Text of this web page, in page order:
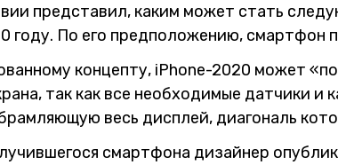
представил, каким может стать
году. По его предположению, смартфон
концепту, iPhone-2020 может
так как все необходимые датчики и
весь дисплей, диагональ
смартфона дизайнер